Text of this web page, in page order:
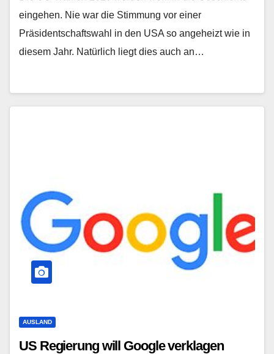
eingehen. Nie war die Stimmung vor einer
Präsidentschaftswahl in den USA so angeheizt wie in
diesem Jahr. Natürlich liegt dies auch an…
AUSLAND
US Regierung will Google verklagen